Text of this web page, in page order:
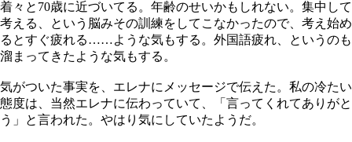
着々と70歳に近づいてる。年齢のせいかもしれない。集中して
考える、という脳みその訓練をしてこなかったので、考え始め
るとすぐ疲れる……ような気もする。外国語疲れ、というのも
溜まってきたような気もする。
気がついた事実を、エレナにメッセージで伝えた。私の冷たい
態度は、当然エレナに伝わっていて、「言ってくれてありがと
う」と言われた。やはり気にしていたようだ。